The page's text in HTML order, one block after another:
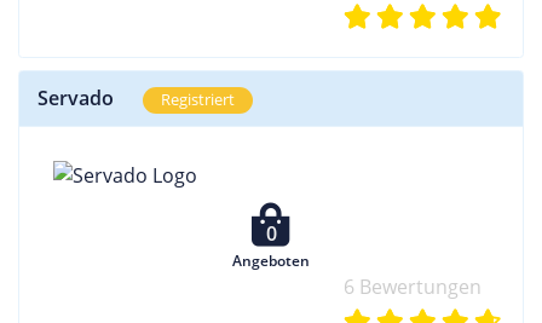
Servado Registriert
0
Angeboten
6 Bewertungen